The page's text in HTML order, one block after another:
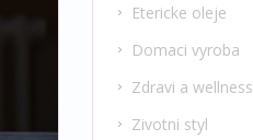
Etericke oleje
Domaci vyroba
Zdravi a wellness
Zivotni styl